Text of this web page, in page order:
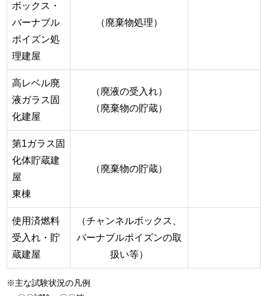
ボックス・
バーナブル
ポイズン処
理建屋
（廃棄物処理）
高レベル廃
液ガラス固
化建屋
（廃液の受入れ）
（廃棄物の貯蔵）
第1ガラス固
化体貯蔵建
屋
東棟
（廃棄物の貯蔵）
使用済燃料
受入れ・貯
蔵建屋
（チャンネルボックス、
バーナブルポイズンの取
扱い等）
※主な試験状況の凡例